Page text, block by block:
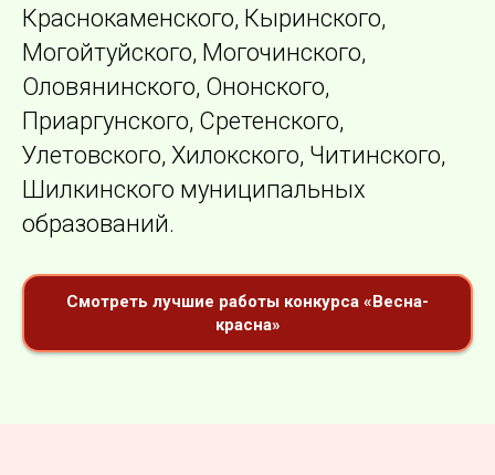
Краснокаменского, Кыринского,
Могойтуйского, Могочинского,
Оловянинского, Ононского,
Приаргунского, Сретенского,
Улетовского, Хилокского, Читинского,
Шилкинского муниципальных
образований.
Смотреть лучшие работы конкурса «Весна-
красна»